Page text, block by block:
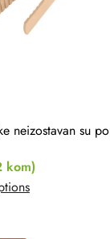
neizostavan su
kom)